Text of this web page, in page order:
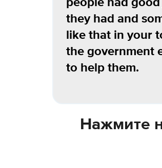
people had
they had and
like that in your
the government
to help them.
Нажмите